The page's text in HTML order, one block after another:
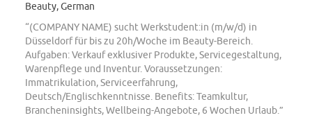
Beauty, German
“(COMPANY NAME) sucht Werkstudent:in (m/w/d) in
Düsseldorf für bis zu 20h/Woche im Beauty-Bereich.
Aufgaben: Verkauf exklusiver Produkte, Servicegestaltung,
Warenpflege und Inventur. Voraussetzungen:
Immatrikulation, Serviceerfahrung,
Deutsch/Englischkenntnisse. Benefits: Teamkultur,
Brancheninsights, Wellbeing-Angebote, 6 Wochen Urlaub.”